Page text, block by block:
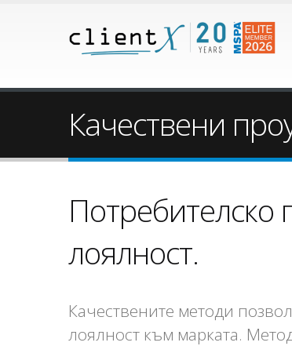
Качествени
Потребителско
лоялност.
Качествените методи
лоялност към марката.